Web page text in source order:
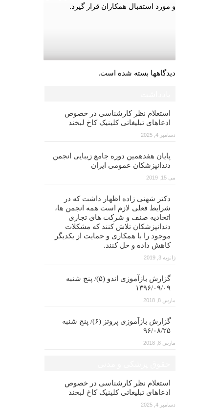
و مورد استقبال همکاران قرار گیرد.
دیدگاهها بسته شده است.
استعلام نظر کارشناسی در خصوص
ادعاهای تبلیغاتی کلینیک کاخ لبخند
دسامبر 4, 2025
پایان هفدهمین دوره جامع زیبایی انجمن
دندانپزشکان عمومی ایران
می 15, 2019
دکتر شهنی زاده اظهار داشت که در
شرایط فعلی لازم است همه انجمن ها،
اتحادیه صنف و شرکت های تجاری
دندانپزشکان تلاش کنند که مشکلات
موجود را با همکاری و حمایت از یکدیگر
کاهش داده و حل کنند.
ژانویه 3, 2019
گزارش بازآموزی اندو (۵)/ پنج شنبه
۱۳۹۶/۰۹/۰۹
مارس 8, 2018
گزارش بازآموزی پروتز (۶)/ پنج شنبه
۹۶/۰۸/۲۵
مارس 8, 2018
استعلام نظر کارشناسی در خصوص
ادعاهای تبلیغاتی کلینیک کاخ لبخند
دسامبر 4, 2025